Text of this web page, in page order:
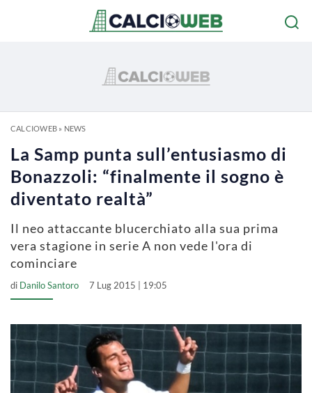
CALCIOWEB» NEWS
La Samp punta sull’entusiasmo di
Bonazzoli: “finalmente il sogno è
diventato realtà”
Il neo attaccante blucerchiato alla sua prima
vera stagione in serie A non vede l'ora di
cominciare
di Danilo Santoro 7 Lug 2015 | 19:05